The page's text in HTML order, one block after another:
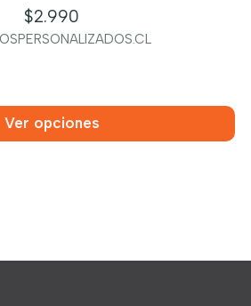
$2.990
Ver opciones